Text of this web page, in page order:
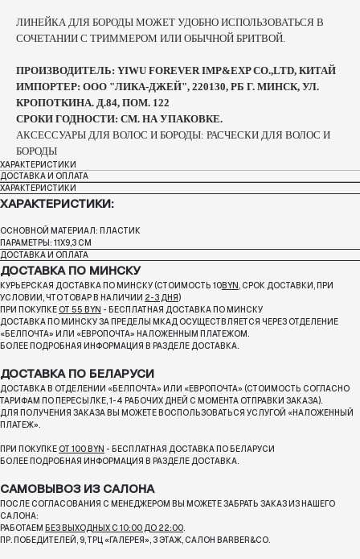
ЛИНЕЙКА ДЛЯ БОРОДЫ МОЖЕТ УДОБНО ИСПОЛЬЗОВАТЬСЯ В
СОЧЕТАНИИ С ТРИММЕРОМ ИЛИ ОБЫЧНОЙ БРИТВОЙ.
ПРОИЗВОДИТЕЛЬ: YIWU FOREVER IMP&EXP CO.,LTD, КИТАЙ
ИМПОРТЕР: ООО "ЛИКА-ДЖЕЙ", 220130, РБ Г. МИНСК, УЛ.
КРОПОТКИНА. Д.84, ПОМ. 122
СРОКИ ГОДНОСТИ: СМ. НА УПАКОВКЕ.
АКСЕССУАРЫ ДЛЯ ВОЛОС И БОРОДЫ: РАСЧЕСКИ ДЛЯ ВОЛОС И
БОРОДЫ
ХАРАКТЕРИСТИКИ
ДОСТАВКА И ОПЛАТА
ХАРАКТЕРИСТИКИ
ХАРАКТЕРИСТИКИ:
ОСНОВНОЙ МАТЕРИАЛ: ПЛАСТИК
ПАРАМЕТРЫ: 11Х9,3 СМ
ДОСТАВКА И ОПЛАТА
ДОСТАВКА ПО МИНСКУ
КУРЬЕРСКАЯ ДОСТАВКА ПО МИНСКУ (СТОИМОСТЬ 10BYN, СРОК ДОСТАВКИ, ПРИ
УСЛОВИИ, ЧТО ТОВАР В НАЛИЧИИ 2-3 ДНЯ )
ПРИ ПОКУПКЕ ОТ 55 BYN - БЕСПЛАТНАЯ ДОСТАВКА ПО МИНСКУ
ДОСТАВКА ПО МИНСКУ ЗА ПРЕДЕЛЫ МКАД ОСУЩЕСТВЛЯЕТСЯ ЧЕРЕЗ ОТДЕЛЕНИЕ
«БЕЛПОЧТА» ИЛИ «ЕВРОПОЧТА» НАЛОЖЕННЫМ ПЛАТЕЖОМ.
БОЛЕЕ ПОДРОБНАЯ ИНФОРМАЦИЯ В РАЗДЕЛЕ ДОСТАВКА.
ДОСТАВКА ПО БЕЛАРУСИ
ДОСТАВКА В ОТДЕЛЕНИИ «БЕЛПОЧТА» ИЛИ «ЕВРОПОЧТА» (СТОИМОСТЬ СОГЛАСНО
ТАРИФАМ ПО ПЕРЕСЫЛКЕ, 1-4 РАБОЧИХ ДНЕЙ С МОМЕНТА ОТПРАВКИ ЗАКАЗА).
ДЛЯ ПОЛУЧЕНИЯ ЗАКАЗА ВЫ МОЖЕТЕ ВОСПОЛЬЗОВАТЬСЯ УСЛУГОЙ «НАЛОЖЕННЫЙ
ПЛАТЕЖ».
ПРИ ПОКУПКЕ ОТ 100 BYN - БЕСПЛАТНАЯ ДОСТАВКА ПО БЕЛАРУСИ
БОЛЕЕ ПОДРОБНАЯ ИНФОРМАЦИЯ В РАЗДЕЛЕ ДОСТАВКА.
САМОВЫВОЗ ИЗ САЛОНА
ПОСЛЕ СОГЛАСОВАНИЯ С МЕНЕДЖЕРОМ ВЫ МОЖЕТЕ ЗАБРАТЬ ЗАКАЗ ИЗ НАШЕГО
САЛОНА:
РАБОТАЕМ БЕЗ ВЫХОДНЫХ С 10:00 ДО 22:00.
ПР. ПОБЕДИТЕЛЕЙ, 9, ТРЦ «ГАЛЕРЕЯ», 3 ЭТАЖ, САЛОН BARBER&CO.